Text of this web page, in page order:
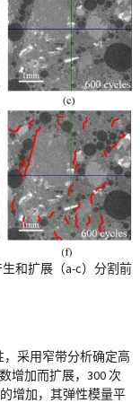
生和扩展（a-c）分割前
，采用窄带分析确定高
增加而扩展，300 次
增加，其弹性模量平